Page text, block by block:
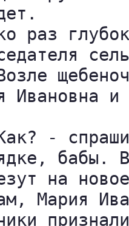
раз
Ивановна
-
бабы.
на
Мария